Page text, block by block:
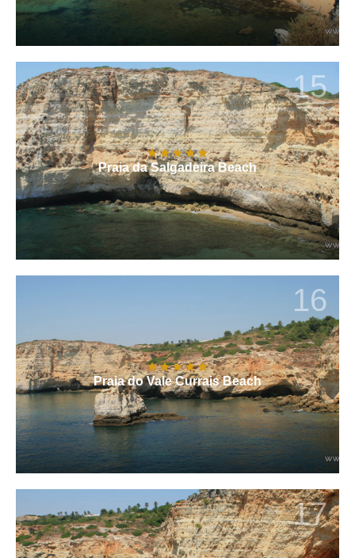
15
Praia da Salgadeira Beach
16
Praia do Vale Currais Beach
17